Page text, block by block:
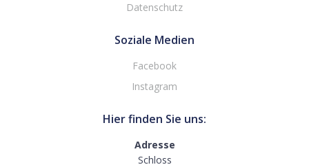
Datenschutz
Soziale Medien
Facebook
Instagram
Hier finden Sie uns:
Adresse
Schloss